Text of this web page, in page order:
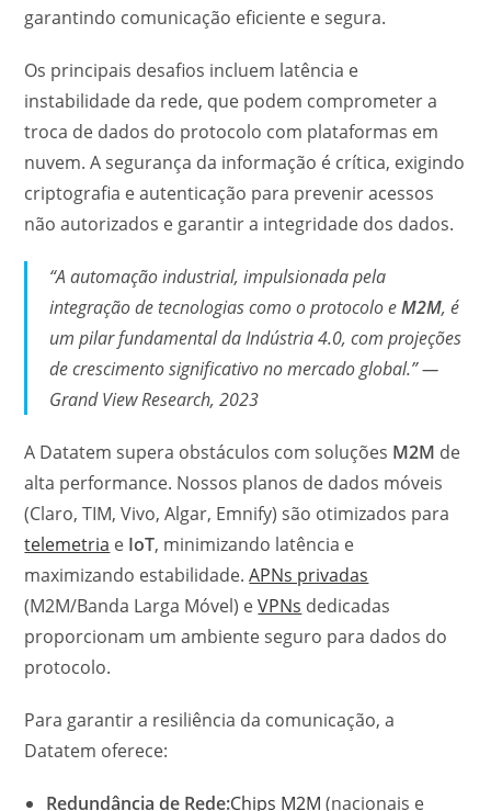
garantindo comunicação eficiente e segura.
Os principais desafios incluem latência e
instabilidade da rede, que podem comprometer a
troca de dados do protocolo com plataformas em
nuvem. A segurança da informação é crítica, exigindo
criptografia e autenticação para prevenir acessos
não autorizados e garantir a integridade dos dados.
“A automação industrial, impulsionada pela
integração de tecnologias como o protocolo eM2M, é
um pilar fundamental da Indústria 4.0, com projeções
de crescimento significativo no mercado global.” —
Grand View Research, 2023
A Datatem supera obstáculos com soluções M2M de
alta performance. Nossos planos de dados móveis
(Claro, TIM, Vivo, Algar, Emnify) são otimizados para
telemetria e IoT, minimizando latência e
maximizando estabilidade.APNs privadas
(M2M/Banda Larga Móvel) eVPNs dedicadas
proporcionam um ambiente seguro para dados do
protocolo.
Para garantir a resiliência da comunicação, a
Datatem oferece:
Redundância de Rede:Chips M2M (nacionais e